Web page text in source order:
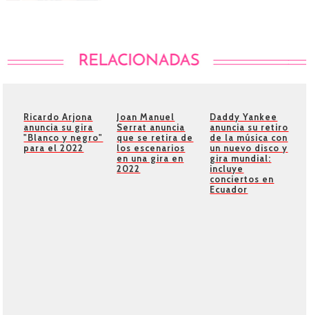
Ricardo Arjona
anuncia su gira
"Blanco y negro"
para el 2022
Joan Manuel
Serrat anuncia
que se retira de
los escenarios
en una gira en
2022
Daddy Yankee
anuncia su retiro
de la música con
un nuevo disco y
gira mundial:
incluye
conciertos en
Ecuador